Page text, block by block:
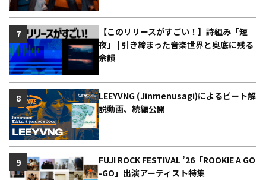
【このリリースがすごい！】詩組み「短
夜」 | 引き締まった音楽世界と奥底に残る
余韻
7
LEEYVNG (Jinmenusagi)によるビート解
説動画、続編公開
8
FUJI ROCK FESTIVAL ’26「ROOKIE A GO
-GO」出演アーティスト特集
9